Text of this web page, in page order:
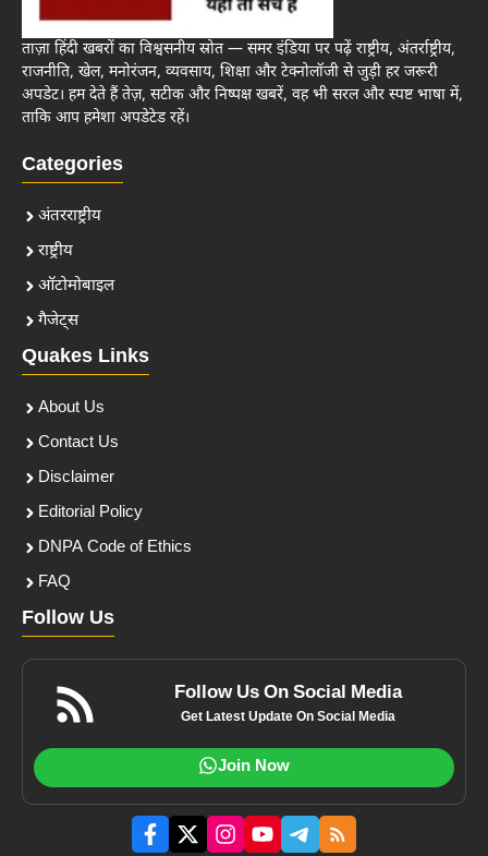
ताज़ा हिंदी खबरों का विश्वसनीय स्रोत — समर इंडिया पर पढ़ें राष्ट्रीय, अंतर्राष्ट्रीय,
राजनीति, खेल, मनोरंजन, व्यवसाय, शिक्षा और टेक्नोलॉजी से जुड़ी हर जरूरी
अपडेट। हम देते हैं तेज़, सटीक और निष्पक्ष खबरें, वह भी सरल और स्पष्ट भाषा में,
ताकि आप हमेशा अपडेटेड रहें।
Categories
अंतरराष्ट्रीय
राष्ट्रीय
ऑटोमोबाइल
गैजेट्स
Quakes Links
About Us
Contact Us
Disclaimer
Editorial Policy
DNPA Code of Ethics
FAQ
Follow Us
Follow Us On Social Media
Get Latest Update On Social Media
Join Now